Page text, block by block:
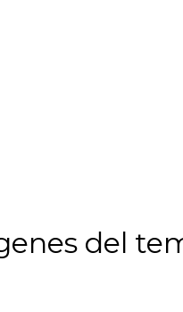
del